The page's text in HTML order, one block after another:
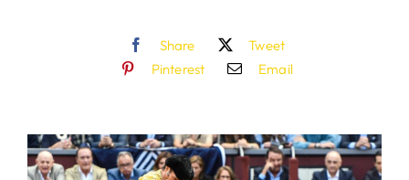
Share
Tweet
Pinterest
Email